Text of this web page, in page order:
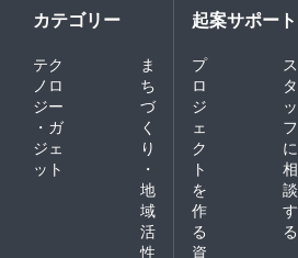
カテゴリー
テク
ノロ
ジー
・ガ
ジェ
ット
ま
ち
づ
く
り
・
地
域
活
性
起案サポート
プ
ロ
ジ
ェ
ク
ト
を
作
る
ス
タ
ッ
フ
に
相
談
す
る
資